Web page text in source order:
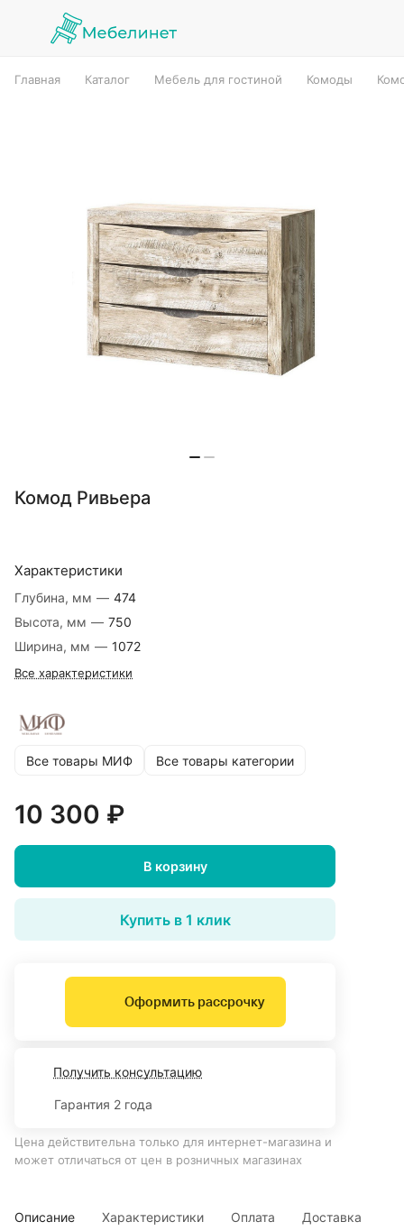
Главная Каталог Мебель для гостиной Комоды
Комод Ривьера
Характеристики
Глубина, мм — 474
Высота, мм — 750
Ширина, мм — 1072
Все характеристики
Все товары МИФ Все товары категории
10 300 ₽
В корзину
Купить в 1 клик
Оформить рассрочку
Получить консультацию
Гарантия 2 года
Цена действительна только для интернет-магазина и
может отличаться от цен в розничных магазинах
Описание Характеристики Оплата Доставка